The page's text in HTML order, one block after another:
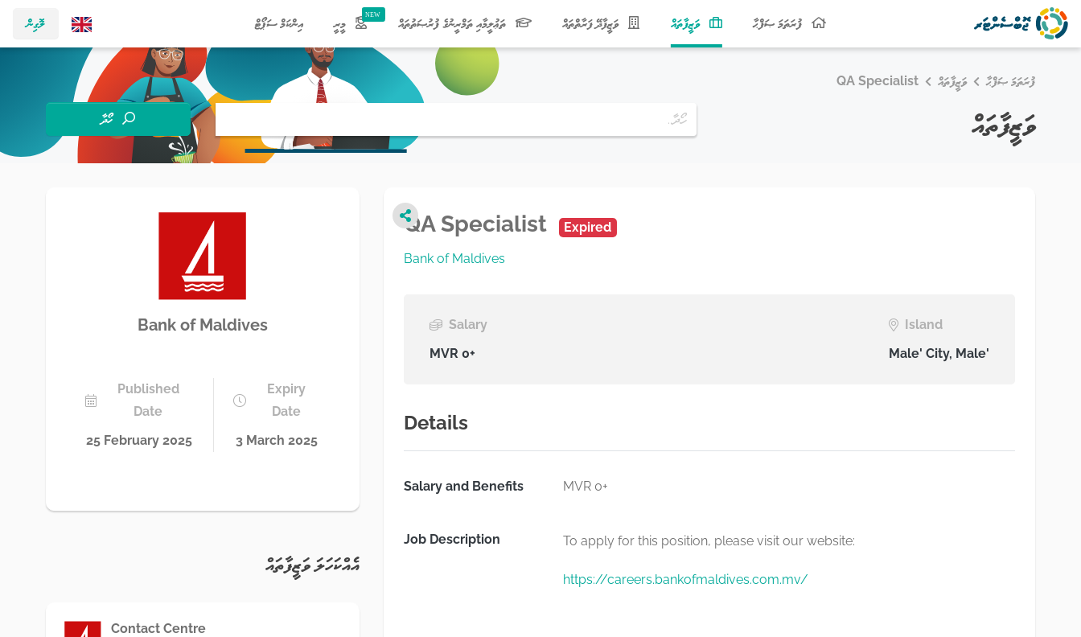
ލޮގިން ފުރަތަމަ ޞަފްޙާ ވަޒީފާތައް
(current) ވަޒީފާދޭ ފަރާތްތައް ތަޢުލީމާއި ތަމްރީނުގެ ފުރުޞަތުތައް މީރީ އިންކަމް ސަޕޯޓް
ފުރަތަމަ ޞަފްޙާ ވަޒީފާތައް QA Specialist
ވަޒީފާތައް ހޯދާ
QA Specialist Expired
Bank of Maldives
Salary
MVR 0+
Island
Male' City, Male'
Details
Salary and Benefits MVR 0+
Job Description To apply for this position, please visit our website:
https://careers.bankofmaldives.com.mv/
Bank of Maldives
Published
Date
25 February 2025
Expiry
Date
3 March 2025
އެއްކަހަލަ ވަޒީފާތައް
Contact Centre